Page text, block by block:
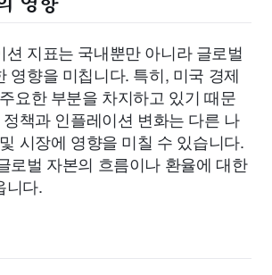
션 지표는 국내뿐만 아니라 글로벌
영향을 미칩니다. 특히, 미국 경제
요한 부분을 차지하고 있기 때문
책과 인플레이션 변화는 다른 나
시장에 영향을 미칠 수 있습니다.
로벌 자본의 흐름이나 환율에 대한
니다.